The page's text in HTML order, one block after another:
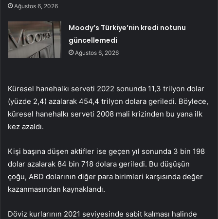
Ağustos 6, 2026
Moody’s Türkiye’nin kredi notunu
güncellemedi
Ağustos 6, 2026
Küresel hanehalkı serveti 2022 sonunda 11,3 trilyon dolar
(yüzde 2,4) azalarak 454,4 trilyon dolara geriledi. Böylece,
küresel hanehalkı serveti 2008 mali krizinden bu yana ilk
kez azaldı.
Kişi başına düşen aktifler ise geçen yıl sonunda 3 bin 198
dolar azalarak 84 bin 718 dolara geriledi. Bu düşüşün
çoğu, ABD dolarının diğer para birimleri karşısında değer
kazanmasından kaynaklandı.
Döviz kurlarının 2021 seviyesinde sabit kalması halinde